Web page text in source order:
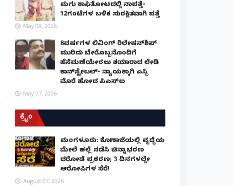
ಮಗು ಕಾಫಿತೋಟದಲ್ಲಿ ನಾಪತ್ತೆ-
12ಗಂಟೆಗಳ ಬಳಿಕ ಸುರಕ್ಷಿತವಾಗಿ ಪತ್ತೆ
May 08, 2026
8ವರ್ಷಗಳ ಲಿವಿಂಗ್‌ ರಿಲೇಷನ್‌ಶಿಪ್
ಮುರಿದು ಬೇರೊಬ್ಬನೊಂದಿಗೆ
ಹೆಸೆಮಣೆಯೇರಲು ತಯಾರಾದ ಲೇಡಿ
ಕಾನ್‌ಸ್ಟೇಬಲ್- ನ್ಯಾಯಕ್ಕಾಗಿ ಎಸ್ಪಿ
ಮೊರೆ ಹೋದ ಪಿಎಸ್ಐ
May 07, 2026
ಕ್ರೈಂ
ಮಂಗಳೂರು: ಕೊಣಾಜೆಯಲ್ಲಿ ವೃದ್ಧೆಯ
ಮೇಲೆ ಹಲ್ಲೆ ನಡೆಸಿ ಚಿನ್ನಾಭರಣ
ದರೋಡೆ ಪ್ರಕರಣ; 3 ದಿನಗಳಲ್ಲೇ
ಆರೋಪಿಗಳ ಸೆರೆ!
August 07, 2026